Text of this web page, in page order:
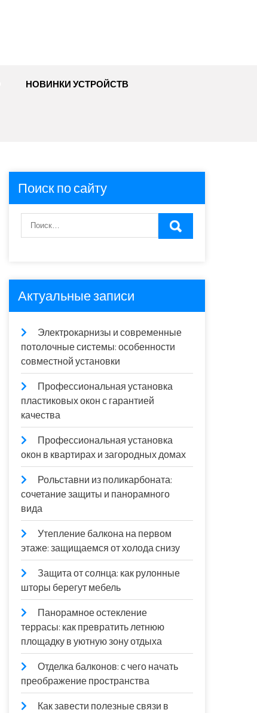
НОВИНКИ УСТРОЙСТВ
Поиск по сайту
Актуальные записи
Электрокарнизы и современные
потолочные системы: особенности
совместной установки
Профессиональная установка
пластиковых окон с гарантией
качества
Профессиональная установка
окон в квартирах и загородных домах
Рольставни из поликарбоната:
сочетание защиты и панорамного
вида
Утепление балкона на первом
этаже: защищаемся от холода снизу
Защита от солнца: как рулонные
шторы берегут мебель
Панорамное остекление
террасы: как превратить летнюю
площадку в уютную зону отдыха
Отделка балконов: с чего начать
преображение пространства
Как завести полезные связи в